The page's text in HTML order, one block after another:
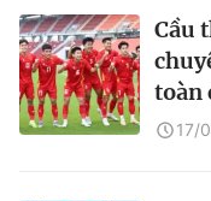
Cầu
toàn
17/